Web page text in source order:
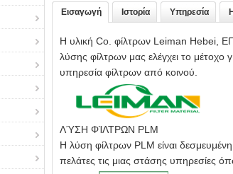
Εισαγωγή Ιστορία Υπηρεσία
Η υλική Co. φίλτρων Leiman Hebei,
λύσης φίλτρων μας ελέγχει το
υπηρεσία φίλτρων από κοινού.
ΛΎΣΗ ΦΊΛΤΡΩΝ PLM
Η λύση φίλτρων PLM είναι
πελάτες τις μιας στάσης υπηρεσίες